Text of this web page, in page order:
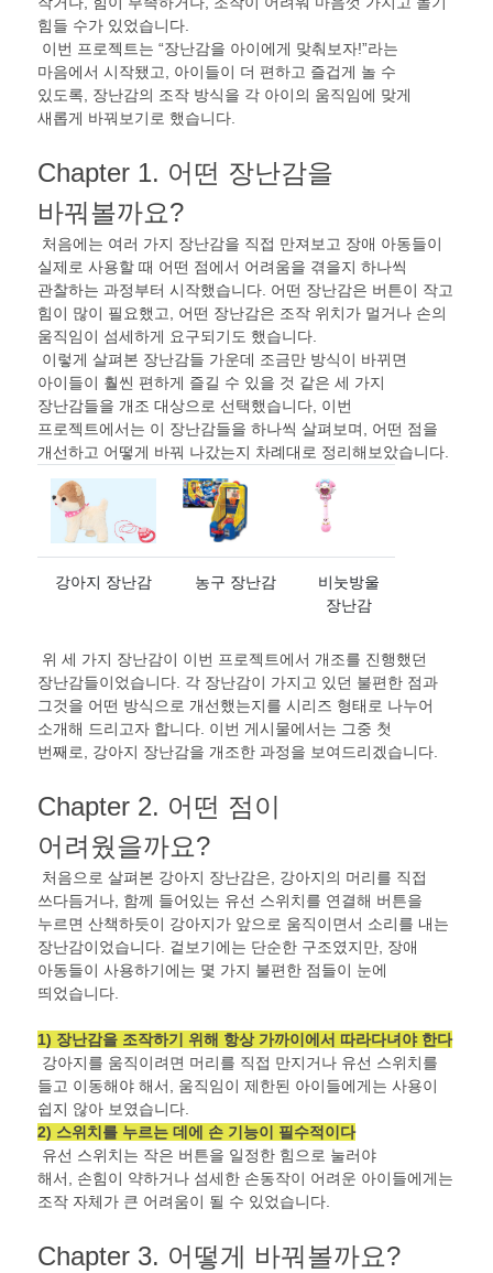
힘들 수가 있었습니다.
이번 프로젝트는“장난감을 아이에게 맞춰보자!”라는
마음에서 시작됐고, 아이들이 더 편하고 즐겁게 놀 수
있도록, 장난감의 조작 방식을 각 아이의 움직임에 맞게
새롭게 바꿔보기로 했습니다.
Chapter 1. 어떤 장난감을
바꿔볼까요?
처음에는 여러 가지 장난감을 직접 만져보고 장애 아동들이
실제로 사용할 때 어떤 점에서 어려움을 겪을지 하나씩
관찰하는 과정부터 시작했습니다. 어떤 장난감은 버튼이 작고
힘이 많이 필요했고, 어떤 장난감은 조작 위치가 멀거나 손의
움직임이 섬세하게 요구되기도 했습니다.
이렇게 살펴본 장난감들 가운데 조금만 방식이 바뀌면
아이들이 훨씬 편하게 즐길 수 있을 것 같은 세 가지
장난감들을 개조 대상으로 선택했습니다, 이번
프로젝트에서는 이 장난감들을 하나씩 살펴보며, 어떤 점을
개선하고 어떻게 바꿔 나갔는지 차례대로 정리해보았습니다.
강아지 장난감 농구 장난감
비눗방울
장난감
위 세 가지 장난감이 이번 프로젝트에서 개조를 진행했던
장난감들이었습니다. 각 장난감이 가지고 있던 불편한 점과
그것을 어떤 방식으로 개선했는지를 시리즈 형태로 나누어
소개해 드리고자 합니다. 이번 게시물에서는 그중 첫
번째로, 강아지 장난감을 개조한 과정을 보여드리겠습니다.
Chapter 2. 어떤 점이
어려웠을까요?
처음으로 살펴본 강아지 장난감은, 강아지의 머리를 직접
쓰다듬거나, 함께 들어있는 유선 스위치를 연결해 버튼을
누르면 산책하듯이 강아지가 앞으로 움직이면서 소리를 내는
장난감이었습니다. 겉보기에는 단순한 구조였지만, 장애
아동들이 사용하기에는 몇 가지 불편한 점들이 눈에
띄었습니다.
1) 장난감을 조작하기 위해 항상 가까이에서 따라다녀야 한다
강아지를 움직이려면 머리를 직접 만지거나 유선 스위치를
들고 이동해야 해서, 움직임이 제한된 아이들에게는 사용이
쉽지 않아 보였습니다.
2) 스위치를 누르는 데에 손 기능이 필수적이다
유선 스위치는 작은 버튼을 일정한 힘으로 눌러야
해서, 손힘이 약하거나 섬세한 손동작이 어려운 아이들에게는
조작 자체가 큰 어려움이 될 수 있었습니다.
Chapter 3. 어떻게 바꿔볼까요?